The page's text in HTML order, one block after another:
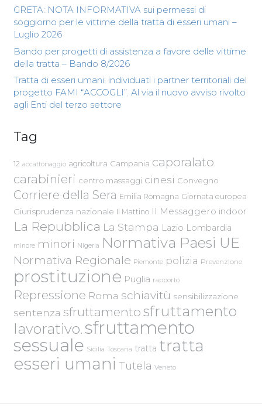
GRETA: NOTA INFORMATIVA sui permessi di
soggiorno per le vittime della tratta di esseri umani –
Luglio 2026
Bando per progetti di assistenza a favore delle vittime
della tratta – Bando 8/2026
Tratta di esseri umani: individuati i partner territoriali del
progetto FAMI “ACCOGLI”. Al via il nuovo avviso rivolto
agli Enti del terzo settore
Tag
12 accattonaggio agricoltura Campania caporalato
carabinieri centro massaggi cinesi Convegno
Corriere della Sera Emilia Romagna Giornata europea
Giurisprudenza nazionale Il Mattino Il Messaggero indoor
La Repubblica La Stampa Lazio Lombardia
minore minori Nigeria Normativa Paesi UE
Normativa Regionale Piemonte polizia Prevenzione
prostituzione Puglia rapporto
Repressione Roma schiavitù sensibilizzazione
sentenza sfruttamento sfruttamento
lavorativo.sfruttamento
sessuale Sicilia Toscana tratta tratta
esseri umani Tutela Veneto